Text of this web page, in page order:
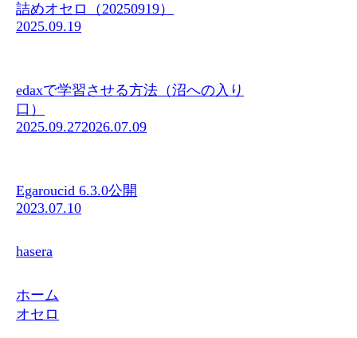
詰めオセロ（20250919）
2025.09.19
edaxで学習させる方法（沼への入り
口）
2025.09.272026.07.09
Egaroucid 6.3.0公開
2023.07.10
hasera
ホーム
オセロ